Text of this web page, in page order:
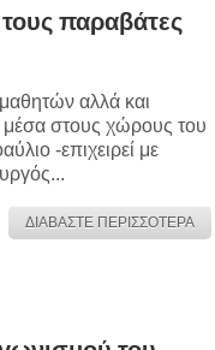
παραβάτες
αλλά και
μέσα στους χώρους του
-επιχειρεί με
ΔΙΑΒΑΣΤΕ ΠΕΡΙΣΣΟΤΕΡΑ